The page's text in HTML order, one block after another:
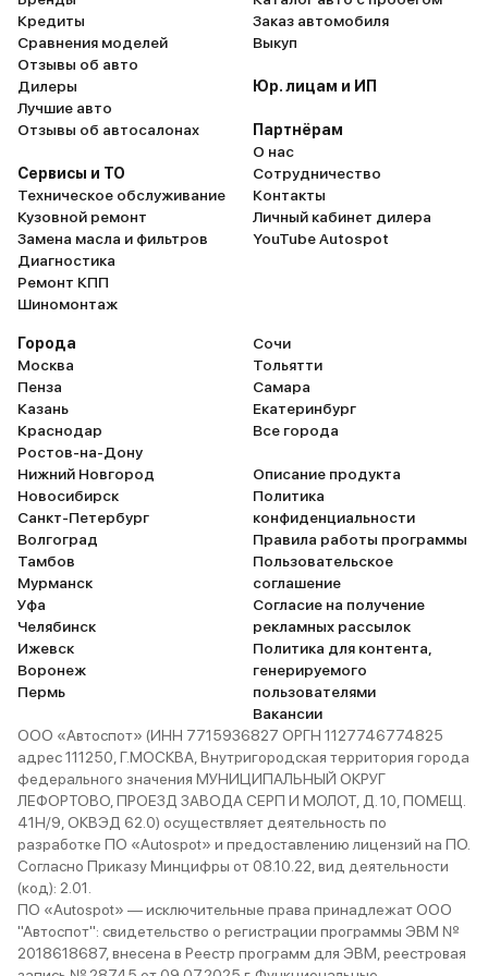
скоростью. Ну аппетит у неё
зверский. Кушает 95 бензин в
городе очень много. Даже цифру
не очень приятно вспоминать. За
городом можно и в 10.5 литров
уложиться, тут уже поприятнее. В
салоне очень комфортно.
качественная и износостойкая. За
60 тысяч километров никаких
нареканий к ней нет. В общем я
бы назвал эту машину неплохим
вариантом для средней семьи.
Тут и все шмотки с сумками
влезут в багажник (510 литров). И
Сзади с большим комфортом
размещаются два взрослых
человека. Да и едет она
стабильно хорошо. В общем,
думаю неплохо послужит мне
следующие пару лет так точно.
музыкой. Кроме салона
обогреваются также
антибликовым
Мощность двигателя
скорость ограничена
В городе он весьма
на просторе трассы
себя лучше. Идет ровно,
качество просто
передач работает четко.
бензина не слишком
при таких
меньше и не может
выбираешь – или круто
или экономия.
Кредиты
Сравнения моделей
Отзывы об авто
Дилеры
Лучшие авто
Отзывы об автосалонах
Сервисы и ТО
Техническое обслуживание
Кузовной ремонт
Замена масла и фильтров
Диагностика
Ремонт КПП
Шиномонтаж
Заказ автомобиля
Выкуп
Юр. лицам и ИП
Партнёрам
О нас
Сотрудничество
Контакты
Личный кабинет дилера
YouTube Autospot
Города
Москва
Пенза
Казань
Краснодар
Ростов-на-Дону
Нижний Новгород
Новосибирск
Санкт-Петербург
Волгоград
Тамбов
Мурманск
Уфа
Челябинск
Ижевск
Воронеж
Пермь
Сочи
Тольятти
Самара
Екатеринбург
Все города
Описание продукта
Политика
конфиденциальности
Правила работы программы
Пользовательское
соглашение
Согласие на получение
рекламных рассылок
Политика для контента,
генерируемого
пользователями
Вакансии
ООО «Автоспот» (ИНН 7715936827 ОРГН 1127746774825
адрес 111250, Г.МОСКВА, Внутригородская территория города
федерального значения МУНИЦИПАЛЬНЫЙ ОКРУГ
ЛЕФОРТОВО, ПРОЕЗД ЗАВОДА СЕРП И МОЛОТ, Д. 10, ПОМЕЩ.
41Н/9, ОКВЭД 62.0) осуществляет деятельность по
разработке ПО «Autospot» и предоставлению лицензий на ПО.
Согласно Приказу Минцифры от 08.10.22, вид деятельности
(код): 2.01.
ПО «Autospot» — исключительные права принадлежат ООО
"Автоспот": свидетельство о регистрации программы ЭВМ №
2018618687, внесена в Реестр программ для ЭВМ, реестровая